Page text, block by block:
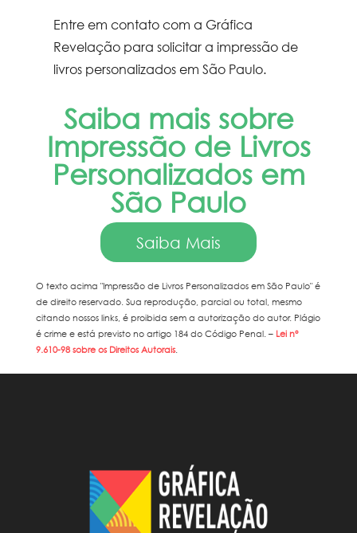
Entre em contato com a Gráfica
Revelação para solicitar aimpressão de
livros personalizados em São Paulo.
Saiba mais sobre
Impressão de Livros
Personalizados em
São Paulo
Saiba Mais
O texto acima "Impressão de Livros Personalizados em São Paulo" é
de direito reservado. Sua reprodução, parcial ou total, mesmo
citando nossos links, é proibida sem a autorização do autor. Plágio
é crime e está previsto no artigo 184 do Código Penal. – Lei n°
9.610-98 sobre os Direitos Autorais.